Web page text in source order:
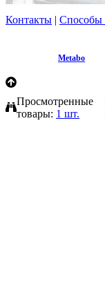
Контакты | Способы
Metabo
Просмотренные
товары: 1 шт.